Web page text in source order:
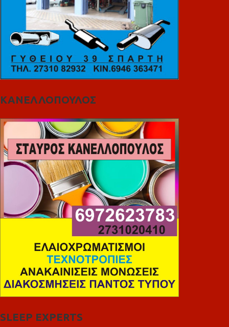
ΚΑΝΕΛΛΟΠΟΥΛΟΣ
SLEEP EXPERTS